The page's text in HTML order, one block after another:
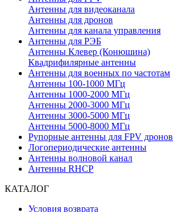
Антенны для видеоканала
Антенны для дронов
Антенны для канала управления
Антенны для РЭБ
Антенны Клевер (Конюшина)
Квадрифилярные антенны
Антенны для военных по частотам
Антенны 100-1000 МГц
Антенны 1000-2000 МГц
Антенны 2000-3000 МГц
Антенны 3000-5000 МГц
Антенны 5000-8000 МГц
Рупорные антенны для FPV дронов
Логопериодические антенны
Антенны волновой канал
Антенны RHCP
КАТАЛОГ
Условия возврата